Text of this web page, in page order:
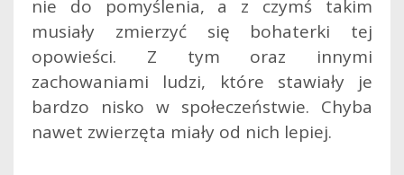
nie do pomyślenia, a z czymś takim
musiały zmierzyć się bohaterki tej
opowieści. Z tym oraz innymi
zachowaniami ludzi, które stawiały je
bardzo nisko w społeczeństwie. Chyba
nawet zwierzęta miały od nich lepiej.